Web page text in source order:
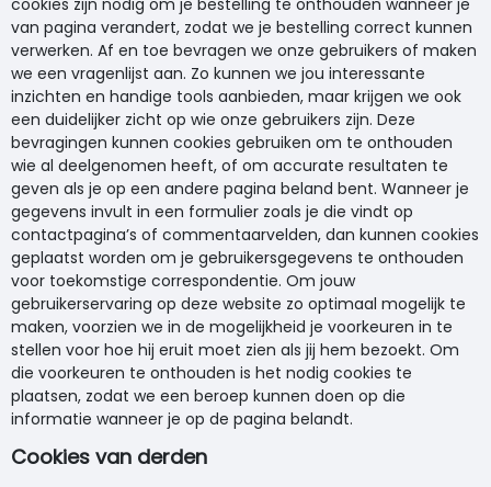
cookies zijn nodig om je bestelling te onthouden wanneer je
van pagina verandert, zodat we je bestelling correct kunnen
verwerken. Af en toe bevragen we onze gebruikers of maken
we een vragenlijst aan. Zo kunnen we jou interessante
inzichten en handige tools aanbieden, maar krijgen we ook
een duidelijker zicht op wie onze gebruikers zijn. Deze
bevragingen kunnen cookies gebruiken om te onthouden
wie al deelgenomen heeft, of om accurate resultaten te
geven als je op een andere pagina beland bent. Wanneer je
gegevens invult in een formulier zoals je die vindt op
contactpagina’s of commentaarvelden, dan kunnen cookies
geplaatst worden om je gebruikersgegevens te onthouden
voor toekomstige correspondentie. Om jouw
gebruikerservaring op deze website zo optimaal mogelijk te
maken, voorzien we in de mogelijkheid je voorkeuren in te
stellen voor hoe hij eruit moet zien als jij hem bezoekt. Om
die voorkeuren te onthouden is het nodig cookies te
plaatsen, zodat we een beroep kunnen doen op die
informatie wanneer je op de pagina belandt.
Cookies van derden